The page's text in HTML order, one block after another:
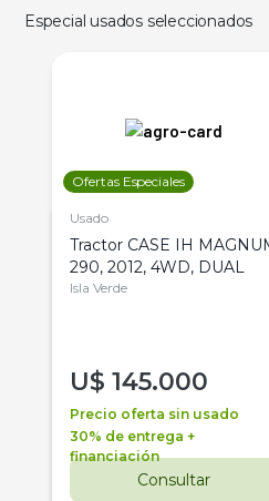
Especial usados seleccionados
Ofertas Especiales
Usado
Tractor CASE IH
290, 2012, 4WD, DUAL
Isla Verde
U$ 145.000
Precio oferta sin usado
30% de entrega +
financiación
Consultar